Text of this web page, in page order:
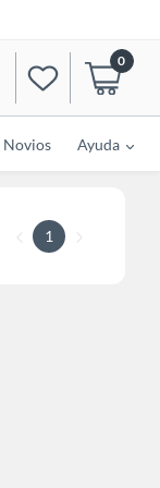
0
Novios Ayuda
1